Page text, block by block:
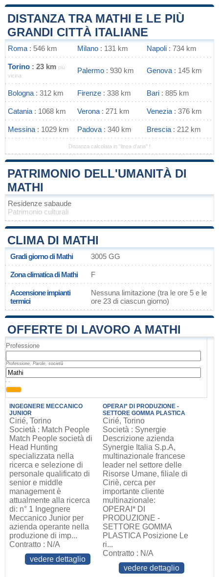
DISTANZA TRA MATHI E LE PIÙ
GRANDI CITTÀ ITALIANE
Roma : 546 km Milano : 131 km Napoli : 734 km
Torino : 23 km più
vicina
Palermo : 930 km Genova : 145 km
Bologna : 312 km Firenze : 338 km Bari : 885 km
Catania : 1068 km Verona : 271 km Venezia : 376 km
Messina : 1029 km Padova : 340 km Brescia : 212 km
Distanza calcolata in "linea d'aria" !
PATRIMONIO DELL'UMANITÀ DI
MATHI
Residenze sabaude
Patrimonio culturali
CLIMA DI MATHI
Gradi giorno di Mathi 3005 GG
Zona climatica di Mathi F
Accensione impianti
termici
Nessuna limitazione (tra le ore 5 e le
ore 23 di ciascun giorno)
OFFERTE DI LAVORO A MATHI
Professione
Professione, Parole, società
, ,
INGEGNERE MECCANICO
JUNIOR
Cirié, Torino
Società : Match People
Match People società di
Head Hunting
specializzata nella
ricerca e selezione di
personale qualificato di
senior e middle
management è
attualmente alla ricerca
di: n° 1 Ingegnere
Meccanico Junior per
azienda operante nella
produzione di imp...
Contratto : N/A
vedere dettaglio
OPERAI* DI PRODUZIONE -
SETTORE GOMMA PLASTICA
Cirié, Torino
Società : Synergie
Descrizione azienda
Synergie Italia S.p.A,
multinazionale francese
leader nel settore delle
Risorse Umane, filiale di
Ciriè, cerca per
importante cliente
multinazionale:
OPERAI* DI
PRODUZIONE -
SETTORE GOMMA
PLASTICA Posizione Le
ri...
Contratto : N/A
vedere dettaglio